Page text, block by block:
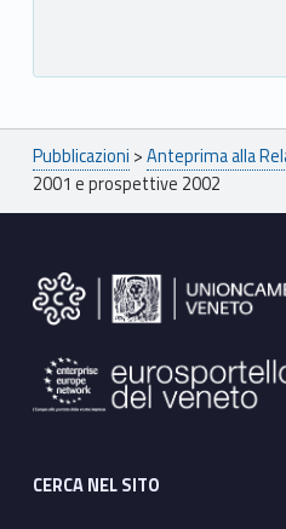
Breadcrumbs navigation
Pubblicazioni >Anteprima alla
2001 e prospettive 2002
CERCA NEL SITO